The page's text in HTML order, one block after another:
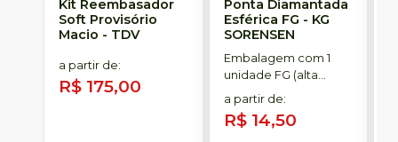
Kit Reembasador
Soft Provisório
Macio - TDV
a partir de:
R$ 175,00
Ponta Diamantada
Esférica FG - KG
SORENSEN
Embalagem com 1
unidade FG (alta
rotação).
a partir de:
R$ 14,50